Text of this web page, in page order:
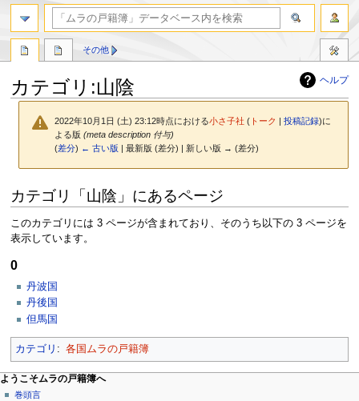
ヘルプ
カテゴリ :山陰
2022年10月1日 (土) 23:12時点における小さ子社 ( トーク |投稿記録)に
よる版(meta description 付与)
(差分) ← 古い版 | 最新版 (差分) | 新しい版 → (差分)
ビ
ゲ
ー
ョ
移
動
索
に
移
カテゴリ「山陰」にあるページ
このカテゴリには 3 ページが含まれており、そのうち以下の 3 ページを
表示しています。
0
丹波国
丹後国
但馬国
カテゴリ : 各国ムラの戸籍簿
ナ
ページ操作
カ
その他
個人用ツール
ロ
ようこそムラの戸籍簿へ
巻頭言
検索